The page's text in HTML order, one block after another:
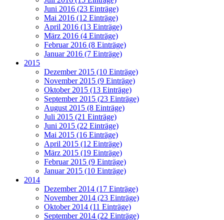
Juni 2016 (23 Einträge)
Mai 2016 (12 Einträge)
April 2016 (13 Einträge)
März 2016 (4 Einträge)
Februar 2016 (8 Einträge)
Januar 2016 (7 Einträge)
2015
Dezember 2015 (10 Einträge)
November 2015 (9 Einträge)
Oktober 2015 (13 Einträge)
September 2015 (23 Einträge)
August 2015 (8 Einträge)
Juli 2015 (21 Einträge)
Juni 2015 (22 Einträge)
Mai 2015 (16 Einträge)
April 2015 (12 Einträge)
März 2015 (19 Einträge)
Februar 2015 (9 Einträge)
Januar 2015 (10 Einträge)
2014
Dezember 2014 (17 Einträge)
November 2014 (23 Einträge)
Oktober 2014 (11 Einträge)
September 2014 (22 Einträge)